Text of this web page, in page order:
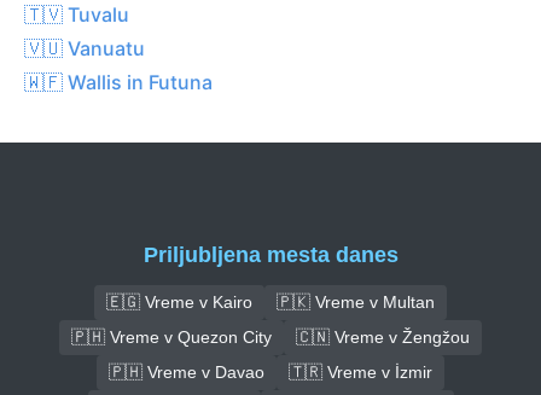
🇹🇻 Tuvalu
🇻🇺 Vanuatu
🇼🇫 Wallis in Futuna
Priljubljena mesta danes
🇪🇬 Vreme v Kairo
🇵🇰 Vreme v Multan
🇵🇭 Vreme v Quezon City
🇨🇳 Vreme v Žengžou
🇵🇭 Vreme v Davao
🇹🇷 Vreme v İzmir